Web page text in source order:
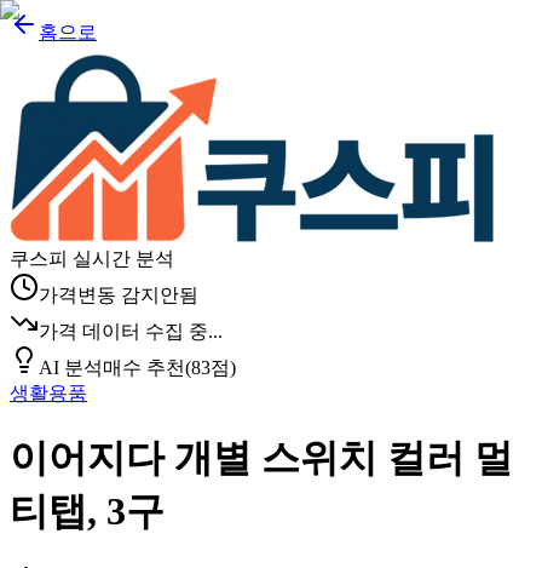
홈으로
쿠스피 실시간 분석
가격변동 감지안됨
가격 데이터 수집 중...
AI 분석매수 추천(83점)
생활용품
이어지다 개별 스위치 컬러 멀
티탭, 3구